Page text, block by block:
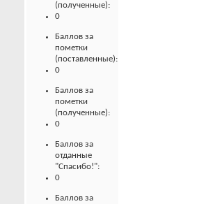
(полученные):
0
Баллов за
пометки
(поставленные):
0
Баллов за
пометки
(полученные):
0
Баллов за
отданные
"Спасибо!":
0
Баллов за